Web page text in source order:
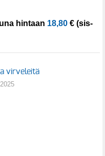
hintaan 18,80 € (sis-
virveleitä